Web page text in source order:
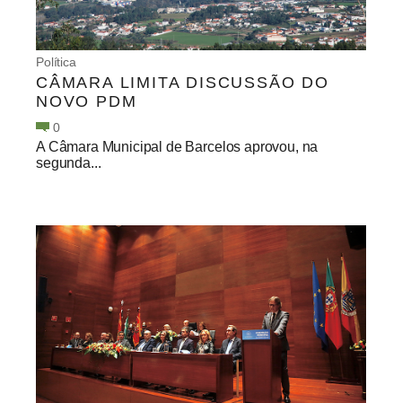
Política
CÂMARA LIMITA DISCUSSÃO DO
NOVO PDM
0
A Câmara Municipal de Barcelos aprovou, na
segunda...